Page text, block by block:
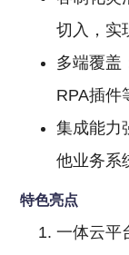
切入，实
多端覆盖
RPA插件
集成能力
他业务系
特色亮点
一体云平